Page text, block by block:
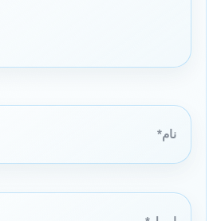
نام*
ایمیل*